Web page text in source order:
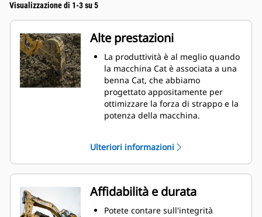
Visualizzazione di 1-3 su 5
Alte prestazioni
La produttività è al meglio quando
la macchina Cat è associata a una
benna Cat, che abbiamo
progettato appositamente per
ottimizzare la forza di strappo e la
potenza della macchina.
benna. Il gioco del tallone
aggiunto assicura che il fondo
della benna non si trascini,
riducendo i costi della
manutenzione.
I consumi di carburante si
Ulteriori informazioni
Affidabilità e durata
Potete contare sull'integrità